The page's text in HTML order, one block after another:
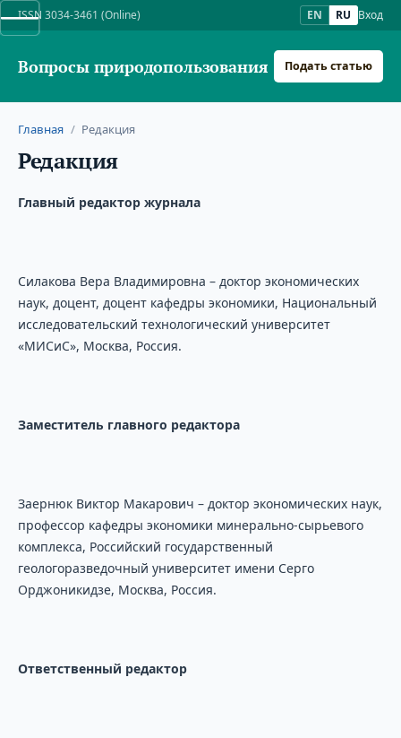
ISSN 3034-3461 (Online) EN RU Вход
Вопросы природопользования Подать статью
Главная / Редакция
Редакция
Главный редактор журнала
Силакова Вера Владимировна – доктор экономических
наук, доцент, доцент кафедры экономики, Национальный
исследовательский технологический университет
«МИСиС», Москва, Россия.
Заместитель главного редактора
Заернюк Виктор Макарович – доктор экономических наук,
профессор кафедры экономики минерально-сырьевого
комплекса, Российский государственный
геологоразведочный университет имени Серго
Орджоникидзе, Москва, Россия.
Ответственный редактор